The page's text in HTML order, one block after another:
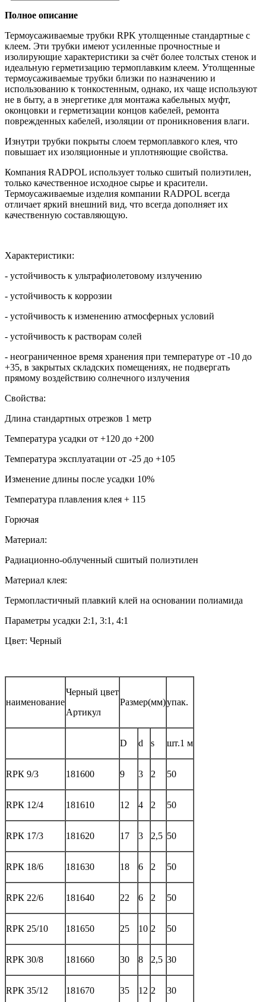
Полное описание
Термоусаживаемые трубки RPK утолщенные стандартные с
клеем. Эти трубки имеют усиленные прочностные и
изолирующие характеристики за счёт более толстых стенок и
идеальную герметизацию термоплавким клеем. Утолщенные
термоусаживаемые трубки близки по назначению и
использованию к тонкостенным, однако, их чаще используют
не в быту, а в энергетике для монтажа кабельных муфт,
оконцовки и герметизации концов кабелей, ремонта
поврежденных кабелей, изоляции от проникновения влаги.
Изнутри трубки покрыты слоем термоплавкого клея, что
повышает их изоляционные и уплотняющие свойства.
Компания RADPOL использует только сшитый полиэтилен,
только качественное исходное сырье и красители.
Термоусаживаемые изделия компании RADPOL всегда
отличает яркий внешний вид, что всегда дополняет их
качественную составляющую.
Характеристики:
- устойчивость к ультрафиолетовому излучению
- устойчивость к коррозии
- устойчивость к изменению атмосферных условий
- устойчивость к растворам солей
- неограниченное время хранения при температуре от -10 до
+35, в закрытых складских помещениях, не подвергать
прямому воздействию солнечного излучения
Свойства:
Длина стандартных отрезков 1 метр
Температура усадки от +120 до +200
Температура эксплуатации от -25 до +105
Изменение длины после усадки 10%
Температура плавления клея + 115
Горючая
Материал:
Радиационно-облученный сшитый полиэтилен
Материал клея:
Термопластичный плавкий клей на основании полиамида
Параметры усадки 2:1, 3:1, 4:1
Цвет: Черный
наименование
Черный цвет
Артикул
Размер(мм)упак.
D d s шт.1 м
RPК 9/3 181600 9 3 2 50
RPК 12/4 181610 12 4 2 50
RPК 17/3 181620 17 3 2,5 50
RPК 18/6 181630 18 6 2 50
RPК 22/6 181640 22 6 2 50
RPК 25/10 181650 25 10 2 50
RPК 30/8 181660 30 8 2,5 30
RPК 35/12 181670 35 12 2 30